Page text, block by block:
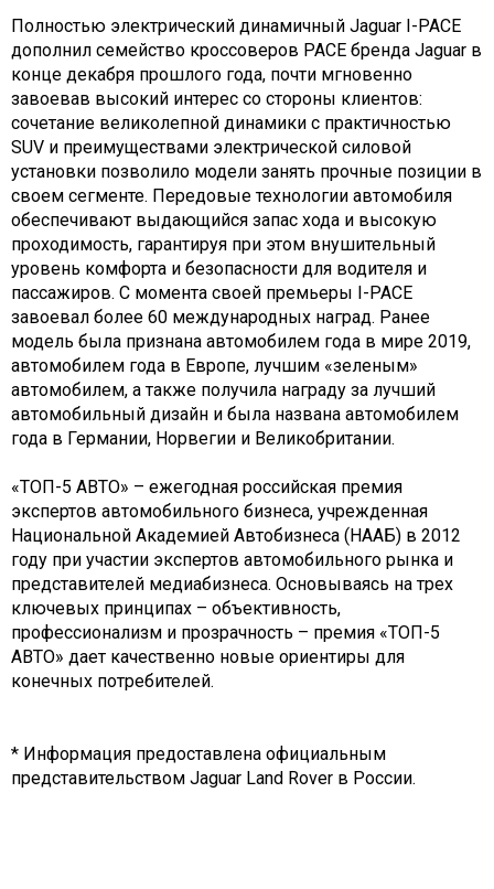
Полностью электрический динамичный Jaguar I-PACE
дополнил семейство кроссоверов PACE бренда Jaguar в
конце декабря прошлого года, почти мгновенно
завоевав высокий интерес со стороны клиентов:
сочетание великолепной динамики с практичностью
SUV и преимуществами электрической силовой
установки позволило модели занять прочные позиции в
своем сегменте. Передовые технологии автомобиля
обеспечивают выдающийся запас хода и высокую
проходимость, гарантируя при этом внушительный
уровень комфорта и безопасности для водителя и
пассажиров. С момента своей премьеры I-PACE
завоевал более 60 международных наград. Ранее
модель была признана автомобилем года в мире 2019,
автомобилем года в Европе, лучшим «зеленым»
автомобилем, а также получила награду за лучший
автомобильный дизайн и была названа автомобилем
года в Германии, Норвегии и Великобритании.
«ТОП-5 АВТО» – ежегодная российская премия
экспертов автомобильного бизнеса, учрежденная
Национальной Академией Автобизнеса (НААБ) в 2012
году при участии экспертов автомобильного рынка и
представителей медиабизнеса. Основываясь на трех
ключевых принципах – объективность,
профессионализм и прозрачность – премия «ТОП-5
АВТО» дает качественно новые ориентиры для
конечных потребителей.
* Информация предоставлена официальным
представительством Jaguar Land Rover в России.